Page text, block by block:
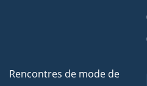
Rencontres de mode de